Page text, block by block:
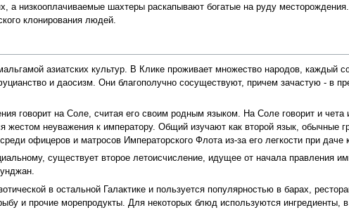
а низкооплачиваемые шахтеры раскапывают богатые на руду
клонирования людей.
азиатских культур. В Клике проживает множество народов,
и даосизм. Они благополучно сосуществуют, причем зачастую - в
говорит на Соле, считая его своим родным языком. На Соле говорит и
жестом неуважения к императору. Общий изучают как второй язык,
офицеров и матросов Императорского Флота из-за его легкости при даче
существует второе летоисчисление, идущее от начала правления
в остальной Галактике и пользуется популярностью в барах,
и прочие морепродукты. Для некоторых блюд используются